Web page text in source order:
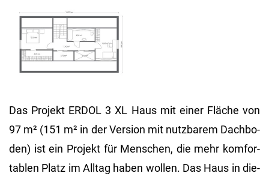
Das Pro­jekt ERDOL 3 XL Haus mit einer Flä­che von
97 m² (151 m² in der Ver­si­on mit nutz­ba­rem Dach­bo­
den) ist ein Pro­jekt für Men­schen, die mehr kom­for­
ta­blen Platz im All­tag haben wol­len. Das Haus in die­